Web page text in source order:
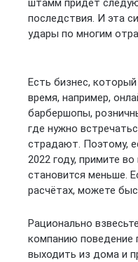
штамм придёт
последствия. И эта
удары по многим
Есть бизнес,
время, например,
барбершопы,
где нужно
страдают. Поэтому,
2022 году, примите
становится меньше.
расчётах, можете
Рационально
компанию поведение
выходить из дома и